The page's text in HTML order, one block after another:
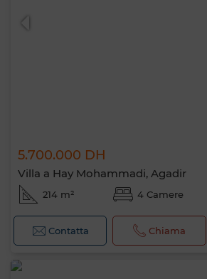
5.700.000 DH
Villa a Hay Mohammadi, Agadir
214 m² 4 Camere
Contatta Chiama